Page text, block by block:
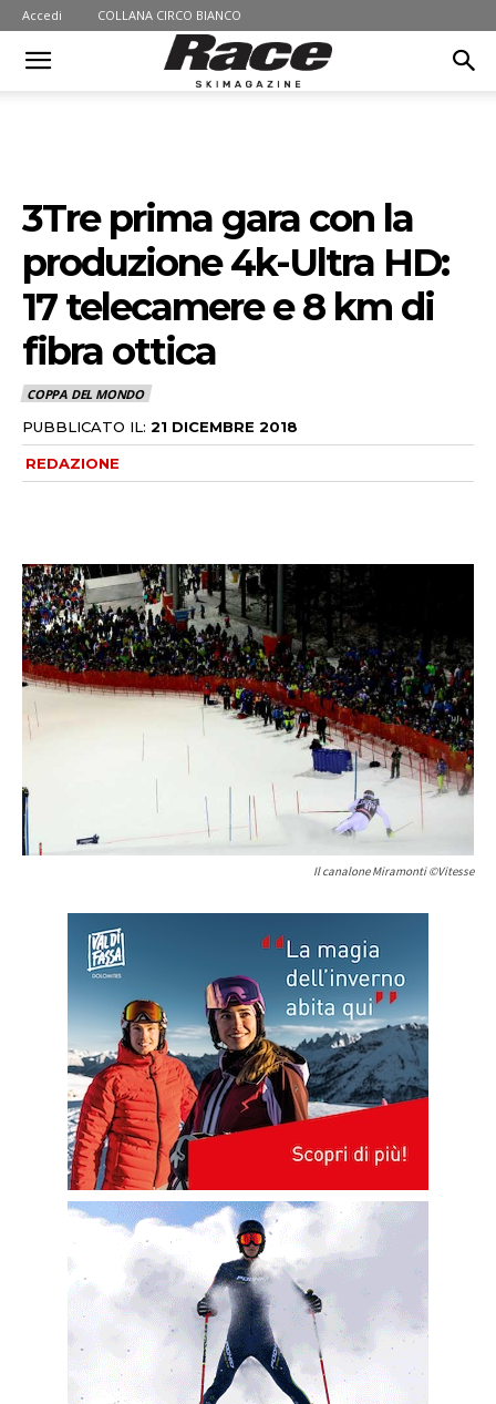
Accedi COLLANA CIRCO BIANCO
3Tre prima gara con la
produzione 4k-Ultra HD:
17 telecamere e 8 km di
fibra ottica
COPPA DEL MONDO
PUBBLICATO IL: 21 DICEMBRE 2018
REDAZIONE
Il canalone Miramonti ©Vitesse